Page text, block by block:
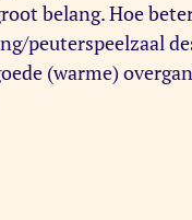
belang. Hoe
peuterspeelzaal
(warme)